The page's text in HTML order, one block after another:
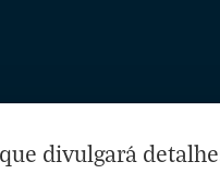
divulgará